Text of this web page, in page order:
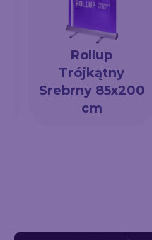
Rollup
Trójkątny
Srebrny 85x200
cm